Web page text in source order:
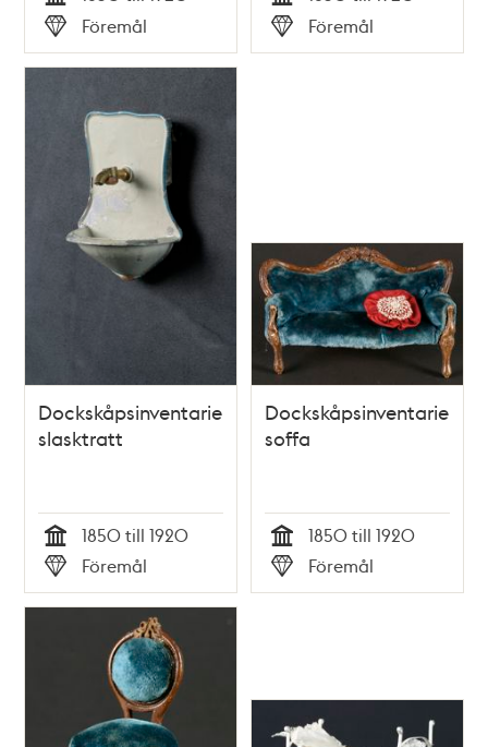
Tid
Typ
Föremål Tid
Typ
Föremål
Dockskåpsinventarie;
slasktratt
Tid
1850 till 1920
Typ
Föremål
Dockskåpsinventarie;
soffa
Tid
1850 till 1920
Typ
Föremål